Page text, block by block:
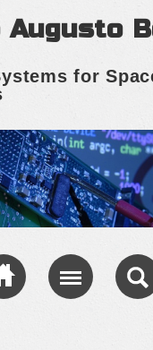
Augusto
for